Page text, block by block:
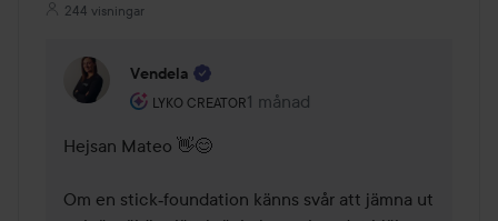
244 visningar
Vendela
LYKO CREATOR
Användarens roll: Lyko Creator.
1 månad
Kommentaren lades 1 månad
Hejsan Mateo 👋😊
Om en stick‑foundation känns svår att jämna ut